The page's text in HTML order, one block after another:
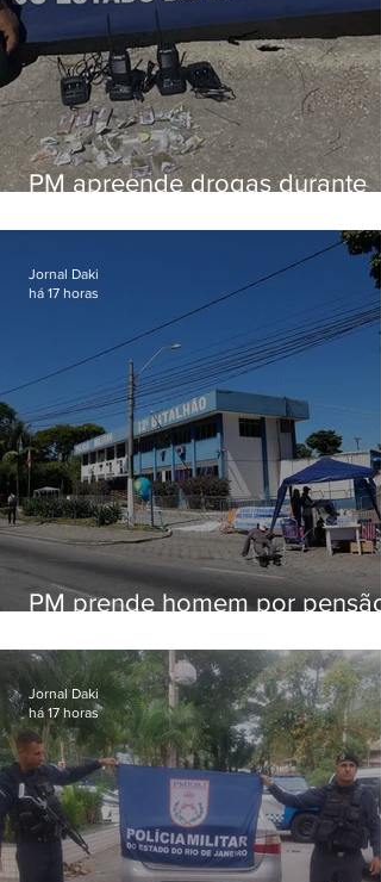
PM apreende drogas durante
PM prende homem por pensão
Jornal Daki
há 17 horas
Jornal Daki
há 17 horas